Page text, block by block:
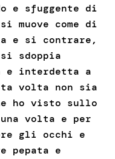
e sfuggente di
muove come di
e si contrare,
sdoppia
e interdetta a
volta non sia
ho visto sullo
una volta e per
gli occhi e
pepata e